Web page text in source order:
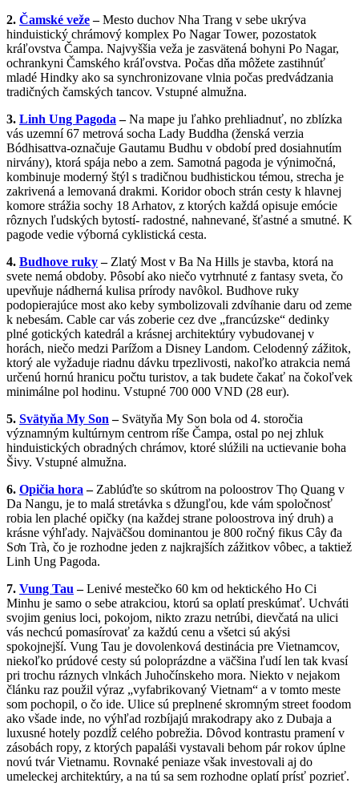
2. Čamské veže –Mesto duchov Nha Trang v sebe ukrýva
hinduistický chrámový komplex Po Nagar Tower, pozostatok
kráľovstva Čampa. Najvyššia veža je zasvätená bohyni Po Nagar,
ochrankyni Čamského kráľovstva. Počas dňa môžete zastihnúť
mladé Hindky ako sa synchronizovane vlnia počas predvádzania
tradičných čamských tancov. Vstupné almužna.
3. Linh Ung Pagoda –Na mape ju ľahko prehliadnuť, no zblízka
vás uzemní 67 metrová socha Lady Buddha (ženská verzia
Bódhisattva-označuje Gautamu Budhu v období pred dosiahnutím
nirvány), ktorá spája nebo a zem. Samotná pagoda je výnimočná,
kombinuje moderný štýl s tradičnou budhistickou témou, strecha je
zakrivená a lemovaná drakmi. Koridor oboch strán cesty k hlavnej
komore strážia sochy 18 Arhatov, z ktorých každá opisuje emócie
rôznych ľudských bytostí- radostné, nahnevané, šťastné a smutné. K
pagode vedie výborná cyklistická cesta.
4. Budhove ruky – Zlatý Most v Ba Na Hills je stavba, ktorá na
svete nemá obdoby. Pôsobí ako niečo vytrhnuté z fantasy sveta, čo
upevňuje nádherná kulisa prírody navôkol. Budhove ruky
podopierajúce most ako keby symbolizovali zdvíhanie daru od zeme
k nebesám. Cable car vás zoberie cez dve „francúzske“ dedinky
plné gotických katedrál a krásnej architektúry vybudovanej v
horách, niečo medzi Parížom a Disney Landom. Celodenný zážitok,
ktorý ale vyžaduje riadnu dávku trpezlivosti, nakoľko atrakcia nemá
určenú hornú hranicu počtu turistov, a tak budete čakať na čokoľvek
minimálne pol hodinu. Vstupné 700 000 VND (28 eur).
5. Svätyňa My Son – Svätyňa My Son bola od 4. storočia
významným kultúrnym centrom ríše Čampa, ostal po nej zhluk
hinduistických obradných chrámov, ktoré slúžili na uctievanie boha
Šivy. Vstupné almužna.
6. Opičia hora –Zablúďte so skútrom na poloostrov Thọ Quang v
Da Nangu, je to malá stretávka s džungľou, kde vám spoločnosť
robia len plaché opičky (na každej strane poloostrova iný druh) a
krásne výhľady. Najväčšou dominantou je 800 ročný fikus Cây đa
Sơn Trà, čo je rozhodne jeden z najkrajších zážitkov vôbec, a taktiež
Linh Ung Pagoda.
7. Vung Tau –Lenivé mestečko 60 km od hektického Ho Ci
Minhu je samo o sebe atrakciou, ktorú sa oplatí preskúmať. Uchváti
svojim genius loci, pokojom, nikto zrazu netrúbi, dievčatá na ulici
vás nechcú pomasírovať za každú cenu a všetci sú akýsi
spokojnejší. Vung Tau je dovolenková destinácia pre Vietnamcov,
niekoľko prúdové cesty sú poloprázdne a väčšina ľudí len tak kvasí
pri trochu ráznych vlnkách Juhočínskeho mora. Niekto v nejakom
článku raz použil výraz „vyfabrikovaný Vietnam“ a v tomto meste
som pochopil, o čo ide. Ulice sú preplnené skromným street foodom
ako všade inde, no výhľad rozbíjajú mrakodrapy ako z Dubaja a
luxusné hotely pozdĺž celého pobrežia. Dôvod kontrastu pramení v
zásobách ropy, z ktorých papaláši vystavali behom pár rokov úplne
novú tvár Vietnamu. Rovnaké peniaze však investovali aj do
umeleckej architektúry, a na tú sa sem rozhodne oplatí prísť pozrieť.